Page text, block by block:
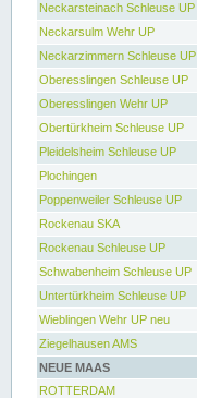
Neckarsteinach Schleuse UP
Neckarsulm Wehr UP
Neckarzimmern Schleuse UP
Oberesslingen Schleuse UP
Oberesslingen Wehr UP
Obertürkheim Schleuse UP
Pleidelsheim Schleuse UP
Plochingen
Poppenweiler Schleuse UP
Rockenau SKA
Rockenau Schleuse UP
Schwabenheim Schleuse UP
Untertürkheim Schleuse UP
Wieblingen Wehr UP neu
Ziegelhausen AMS
NEUE MAAS
ROTTERDAM